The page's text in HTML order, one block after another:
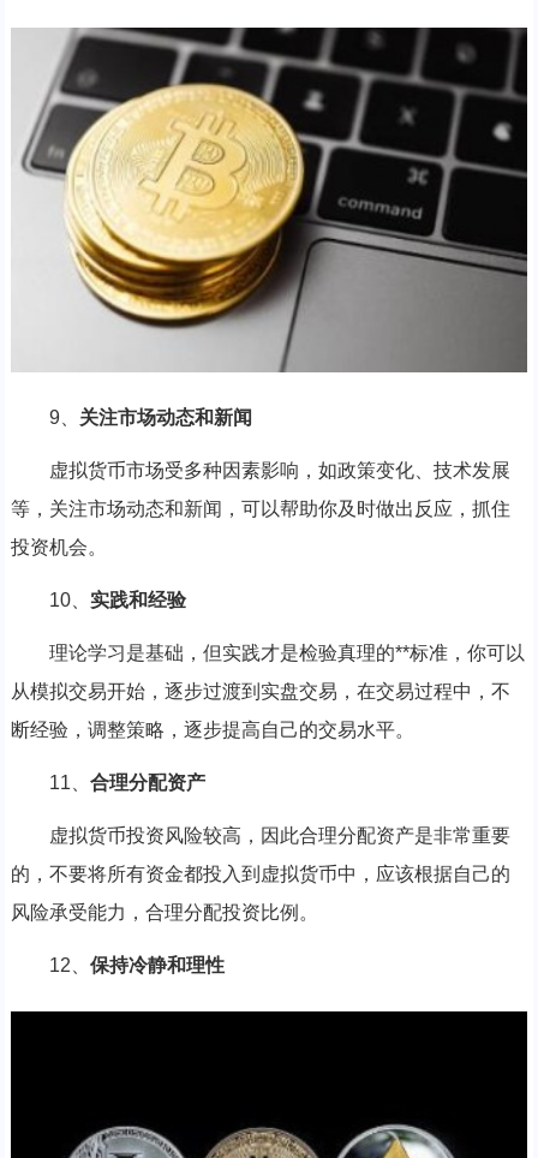
9、 关注市场动态和新闻
虚拟货币市场受多种因素影响，如政策变化、技术发展
等，关注市场动态和新闻，可以帮助你及时做出反应，抓住
投资机会。
10、 实践和经验
理论学习是基础，但实践才是检验真理的**标准，你可以
从模拟交易开始，逐步过渡到实盘交易，在交易过程中，不
断经验，调整策略，逐步提高自己的交易水平。
11、 合理分配资产
虚拟货币投资风险较高，因此合理分配资产是非常重要
的，不要将所有资金都投入到虚拟货币中，应该根据自己的
风险承受能力，合理分配投资比例。
12、 保持冷静和理性